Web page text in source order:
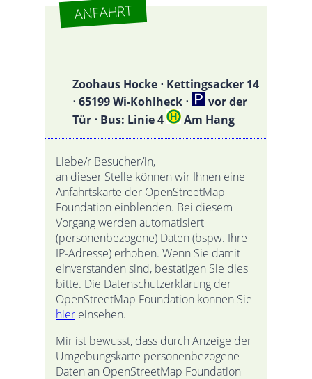
ANFAHRT
Zoohaus Hocke ⋅ Kettingsacker 14
⋅ 65199 Wi-Kohlheck ⋅
vor der
Tür ⋅ Bus: Linie 4
Am Hang
Liebe/r Besucher/in,
an dieser Stelle können wir Ihnen eine
Anfahrtskarte der OpenStreetMap
Foundation einblenden. Bei diesem
Vorgang werden automatisiert
(personenbezogene) Daten (bspw. Ihre
IP-Adresse) erhoben. Wenn Sie damit
einverstanden sind, bestätigen Sie dies
bitte. Die Datenschutzerklärung der
OpenStreetMap Foundation können Sie
hier einsehen.
Mir ist bewusst, dass durch Anzeige der
Umgebungskarte personenbezogene
Daten an OpenStreetMap Foundation